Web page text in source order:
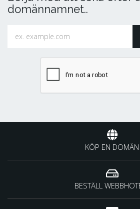
domännamnet..
KÖP EN DOMÄN
BESTÄLL